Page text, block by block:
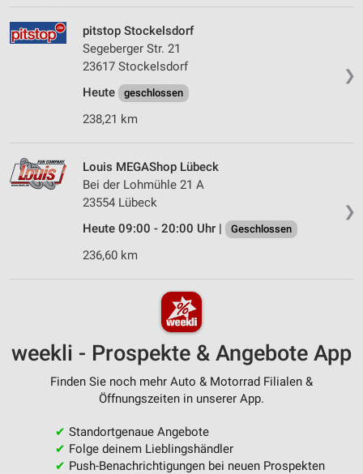
❯
pitstop Stockelsdorf
Segeberger Str. 21
23617 Stockelsdorf
Heute
geschlossen
238,21 km
❯
Louis MEGAShop Lübeck
Bei der Lohmühle 21 A
23554 Lübeck
Heute 09:00 - 20:00 Uhr |
Geschlossen
236,60 km
weekli - Prospekte & Angebote App
Finden Sie noch mehr Auto & Motorrad Filialen &
Öffnungszeiten in unserer App.
✔ Standortgenaue Angebote
✔ Folge deinem Lieblingshändler
✔ Push-Benachrichtigungen bei neuen Prospekten